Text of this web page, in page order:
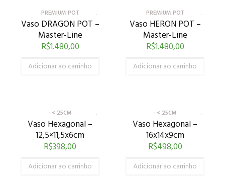
PREMIUM POT
Vaso DRAGON POT –
Master-Line
R$1.480,00
Adicionar ao carrinho
PREMIUM POT
Vaso HERON POT –
Master-Line
R$1.480,00
Adicionar ao carrinho
- < 25CM
Vaso Hexagonal –
12,5×11,5x6cm
R$398,00
Adicionar ao carrinho
- < 25CM
Vaso Hexagonal –
16x14x9cm
R$498,00
Adicionar ao carrinho